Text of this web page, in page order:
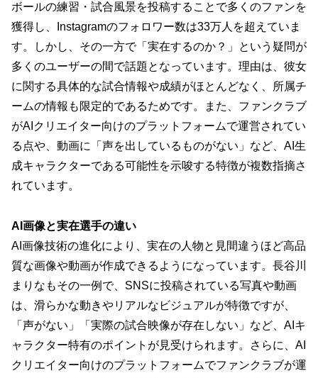
ボールの練習・試合風景を投稿することで多くのファンを
獲得し、Instagramのフォロワー数は33万人を超えていま
す。しかし、その一方で「実在するのか？」という疑問が
多くのユーザーの間で話題となっています。理由は、彼女
に関する具体的な試合情報や成績がほとんどなく、所属チ
ームの情報も限定的であるためです。また、ファンクラブ
がAIクリエイター向けのプラットフォームで運営されてい
る点や、動画に「声を出しているものがない」など、AI生
成キャラクターである可能性を示唆する特徴が複数指摘さ
れています。
AI画像と実在選手の違い
AI画像技術の進化により、実在の人物と見間違うほど高品
質な画像や動画が作成できるようになっています。長谷川
まりなもその一例で、SNSに投稿されている写真や動画
は、滑らかな動きやリアルなビジュアルが特徴ですが、
「声がない」「実際の試合映像が存在しない」など、AIキ
ャラクター特有のポイントが見受けられます。さらに、AI
クリエイター向けのプラットフォームでファンクラブが運